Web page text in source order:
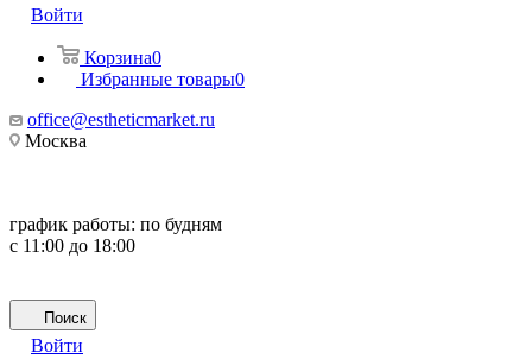
Войти
Корзина0
Избранные товары0
office@estheticmarket.ru
Москва
график работы: по будням
с 11:00 до 18:00
Поиск
Войти